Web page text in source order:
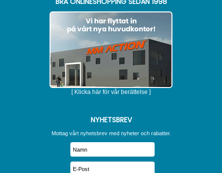
[ Klicka här för vår berättelse ]
NYHETSBREV
Mottag vårt nyhetsbrev med nyheter och rabatter.